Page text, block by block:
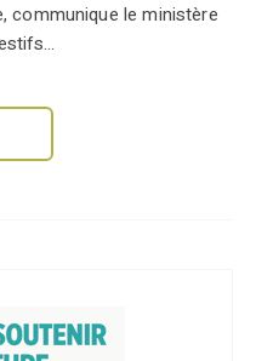
communique le ministère